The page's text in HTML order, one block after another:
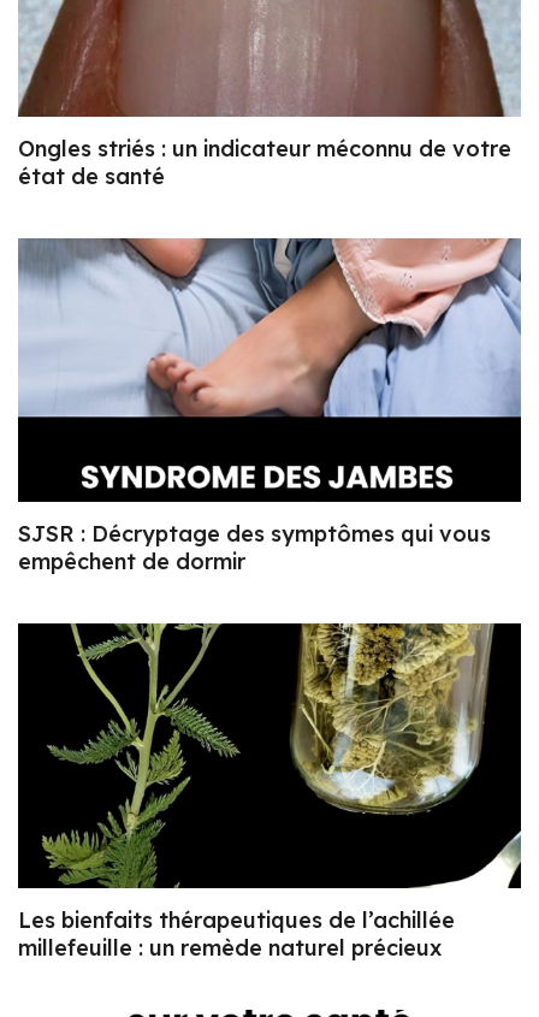
Ongles striés : un indicateur méconnu de votre
état de santé
SJSR : Décryptage des symptômes qui vous
empêchent de dormir
Les bienfaits thérapeutiques de l’achillée
millefeuille : un remède naturel précieux